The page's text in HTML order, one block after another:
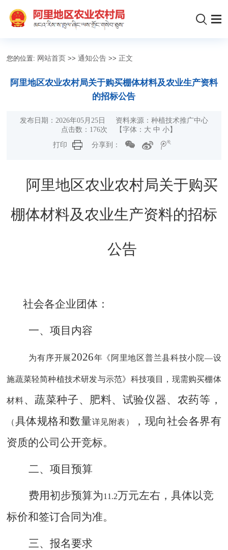
您的位置: 网站首页 >>通知公告 >> 正文
阿里地区农业农村局关于购买棚体材料及农业生产资料
的招标公告
发布日期：2026年05月25日 资料来源：种植技术推广中心
点击数： 176次 【字体： 大 中 小 】
打印
分享到：
阿里地区农业农村局关于购买
棚体材料及农业生产资料的招标
公告
社会各企业团体：
一、项目内容
为有序开展2026年《阿里地区普兰县科技小院—设
施蔬菜轻简种植技术研发与示范》科技项目 ，现需购买棚体
材料、蔬菜种子、肥料、试验仪器、农药等，
（具体规格和数量详见附表）
，现向社会各界有
资质的公司公开竞标。
二、项目预算
费用初步预算为11.2万元左右，具体以竞
标价和签订合同为准。
三、报名要求